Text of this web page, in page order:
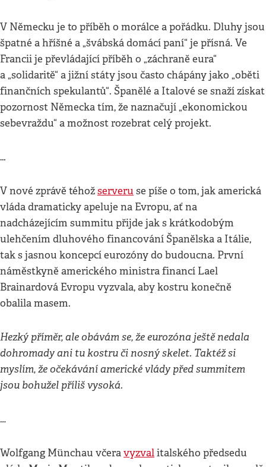
V Německu je to příběh o morálce a pořádku. Dluhy jsou
špatné a hříšné a „švábská domácí paní“ je přísná. Ve
Francii je převládající příběh o „záchraně eura“
a „solidaritě“ a jižní státy jsou často chápány jako „oběti
finančních spekulantů“. Španělé a Italové se snaží získat
pozornost Německa tím, že naznačují „ekonomickou
sebevraždu“ a možnost rozebrat celý projekt.
…
V nové zprávě téhožserveru se píše o tom, jak americká
vláda dramaticky apeluje na Evropu, ať na
nadcházejícím summitu přijde jak s krátkodobým
ulehčením dluhového financování Španělska a Itálie,
tak s jasnou koncepcí eurozóny do budoucna. První
náměstkyně amerického ministra financí Lael
Brainardová Evropu vyzvala, aby kostru konečně
obalila masem.
Hezký příměr, ale obávám se, že eurozóna ještě nedala
dohromady ani tu kostru či nosný skelet. Taktéž si
myslím, že očekávání americké vlády před summitem
jsou bohužel příliš vysoká.
…
Wolfgang Münchau včeravyzvalitalského předsedu